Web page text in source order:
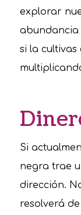
explorar
abundancia
si la
Si
negra trae
dirección.
resolverá